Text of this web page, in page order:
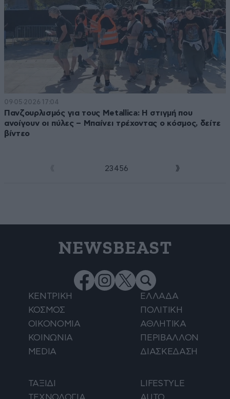
09·05·2026 17:04
Πανζουρλισμός για τους Metallica: Η στιγμή που
ανοίγουν οι πύλες – Μπαίνει τρέχοντας ο κόσμος, δείτε
βίντεο
23 4 56
NEWSBEAST
ΚΕΝΤΡΙΚΗ
ΕΛΛΑΔΑ
ΚΟΣΜΟΣ
ΠΟΛΙΤΙΚΗ
ΟΙΚΟΝΟΜΙΑ
ΑΘΛΗΤΙΚΑ
ΚΟΙΝΩΝΙΑ
ΠΕΡΙΒΑΛΛΟΝ
MEDIA
ΔΙΑΣΚΕΔΑΣΗ
ΤΑΞΙΔΙ
LIFESTYLE
ΤΕΧΝΟΛΟΓΙΑ
AUTO